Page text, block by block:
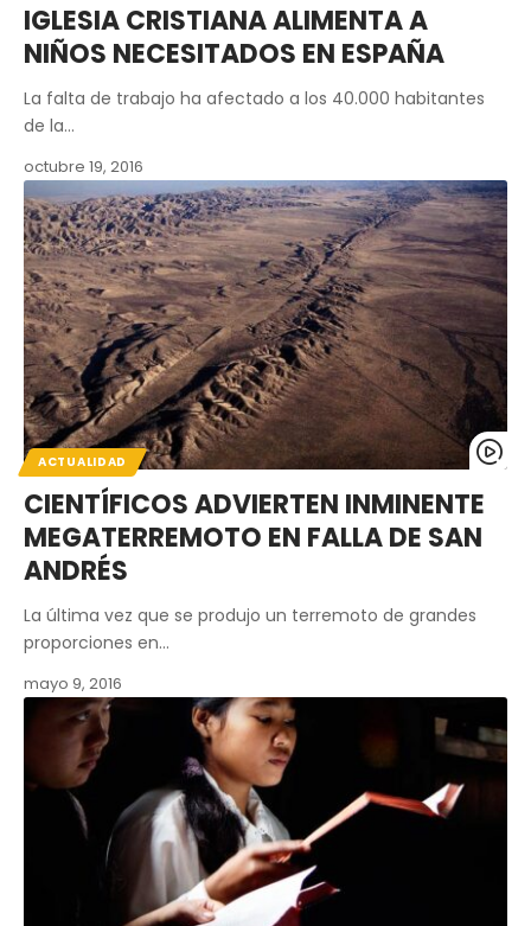
IGLESIA CRISTIANA ALIMENTA A
NIÑOS NECESITADOS EN ESPAÑA
La falta de trabajo ha afectado a los 40.000 habitantes
de la…
octubre 19, 2016
ACTUALIDAD
CIENTÍFICOS ADVIERTEN INMINENTE
MEGATERREMOTO EN FALLA DE SAN
ANDRÉS
La última vez que se produjo un terremoto de grandes
proporciones en…
mayo 9, 2016